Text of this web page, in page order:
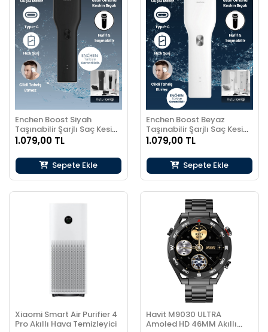
Enchen Boost Siyah
Taşınabilir Şarjlı Saç Kesim
Seti
1.079,00 TL
Sepete Ekle
Enchen Boost Beyaz
Taşınabilir Şarjlı Saç Kesim
Seti
1.079,00 TL
Sepete Ekle
Xiaomi Smart Air Purifier 4
Pro Akıllı Hava Temizleyici
Havit M9030 ULTRA
Amoled HD 46MM Akıllı